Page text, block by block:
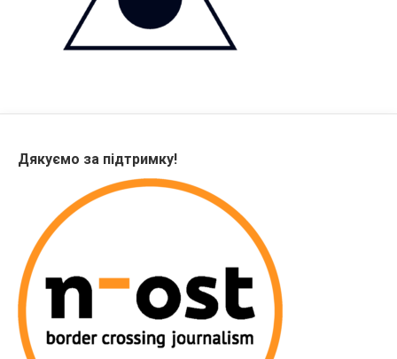
Дякуємо за підтримку!